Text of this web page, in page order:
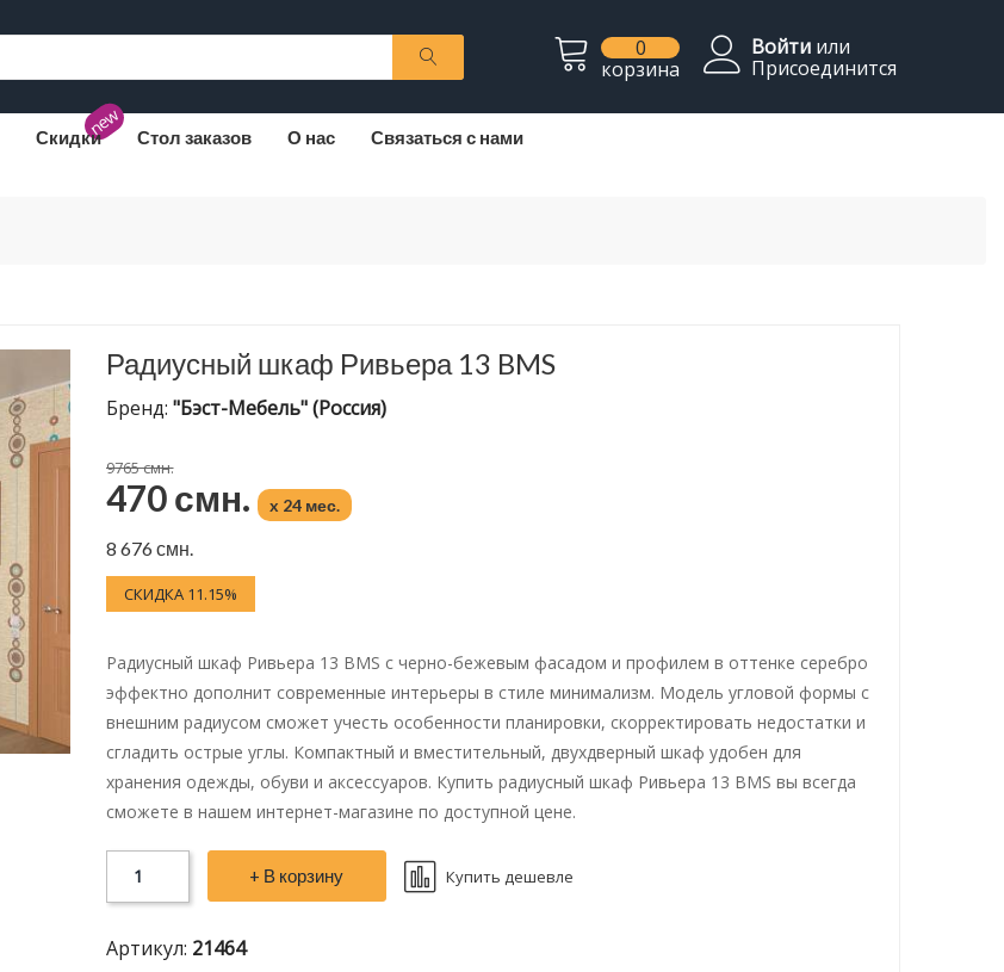
0
корзина
Войти или
Присоединится
new
Скидки Стол заказов О нас Связаться с нами
Радиусный шкаф Ривьера 13 BMS
Бренд: "Бэст-Мебель" (Россия)
9765 смн.
470 смн. x 24 мес.
8 676 смн.
СКИДКА 11.15%
Радиусный шкаф Ривьера 13 BMS с черно-бежевым фасадом и профилем в оттенке серебро
эффектно дополнит современные интерьеры в стиле минимализм. Модель угловой формы с
внешним радиусом сможет учесть особенности планировки, скорректировать недостатки и
сгладить острые углы. Компактный и вместительный, двухдверный шкаф удобен для
хранения одежды, обуви и аксессуаров. Купить радиусный шкаф Ривьера 13 BMS вы всегда
сможете в нашем интернет-магазине по доступной цене.
+ В корзину Купить дешевле
Артикул: 21464